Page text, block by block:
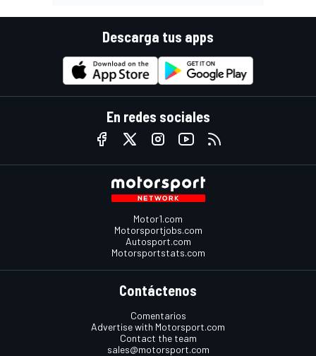
Descarga tus apps
En redes sociales
Motor1.com
Motorsportjobs.com
Autosport.com
Motorsportstats.com
Contáctenos
Comentarios
Advertise with Motorsport.com
Contact the team
sales@motorsport.com